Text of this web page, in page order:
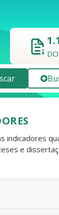
indicadores
e